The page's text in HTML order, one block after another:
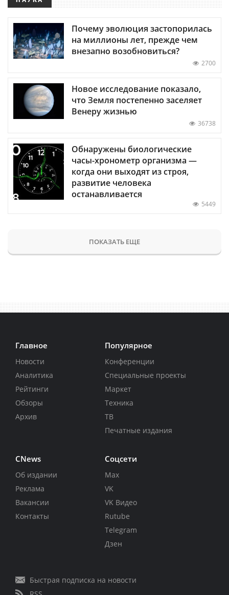
Почему эволюция застопорилась
на миллионы лет, прежде чем
внезапно возобновиться?
2700
Новое исследование показало,
что Земля постепенно заселяет
Венеру жизнью
36738
Обнаружены биологические
часы-хронометр организма —
когда они выходят из строя,
развитие человека
останавливается
5449
ПОКАЗАТЬ ЕЩЕ
Главное
Новости
Аналитика
Рейтинги
Обзоры
Архив
Популярное
Конференции
Специальные проекты
Маркет
Техника
ТВ
Печатные издания
CNews
Об издании
Реклама
Вакансии
Контакты
Соцсети
Max
VK
VK Видео
Rutube
Telegram
Дзен
Быстрая подписка на новости